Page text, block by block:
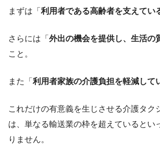
まずは「 利用者である高齢者を支えてい
さらには「 外出の機会を提供し、生活の
こと。
また「 利用者家族の介護負担を軽減して
これだけの有意義を生じさせる介護タク
は、単なる輸送業の枠を超えているとい
りません。